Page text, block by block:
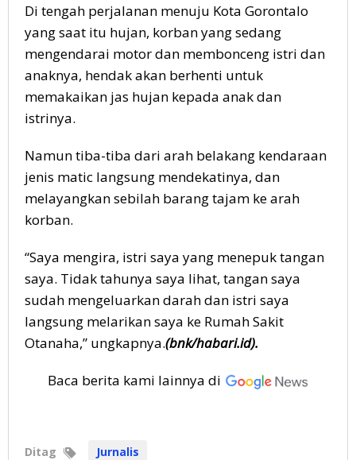
Di tengah perjalanan menuju Kota Gorontalo
yang saat itu hujan, korban yang sedang
mengendarai motor dan membonceng istri dan
anaknya, hendak akan berhenti untuk
memakaikan jas hujan kepada anak dan
istrinya.
Namun tiba-tiba dari arah belakang kendaraan
jenis matic langsung mendekatinya, dan
melayangkan sebilah barang tajam ke arah
korban.
“Saya mengira, istri saya yang menepuk tangan
saya. Tidak tahunya saya lihat, tangan saya
sudah mengeluarkan darah dan istri saya
langsung melarikan saya ke Rumah Sakit
Otanaha,” ungkapnya.(bnk/habari.id).
Baca berita kami lainnya di
Ditag
Jurnalis